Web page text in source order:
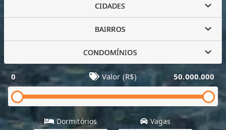
CIDADES
BAIRROS
CONDOMÍNIOS
0 Valor (R$) 50.000.000
Dormitórios Vagas